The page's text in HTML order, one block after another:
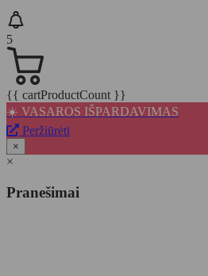
5
{{ cartProductCount }}
☀️ VASAROS IŠPARDAVIMAS
Peržiūrėti
×
×
Pranešimai